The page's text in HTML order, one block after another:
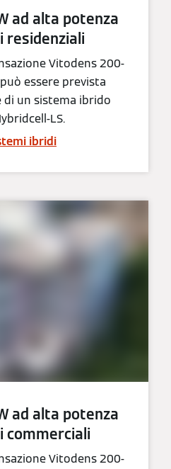
ad alta potenza
residenziali
Vitodens 200-
essere prevista
un sistema ibrido
LS.
ibridi
ad alta potenza
commerciali
Vitodens 200-